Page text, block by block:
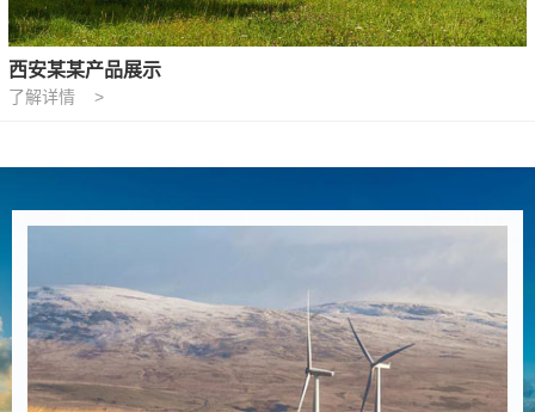
西安某某产品展示
了解详情 >